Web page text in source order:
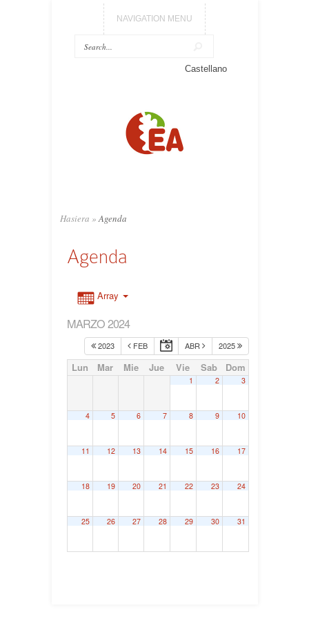
NAVIGATION MENU
Castellano
Hasiera » Agenda
Agenda
Array
MARZO 2024
2023 FEB ABR 2025
Lun Mar Mie Jue Vie Sab Dom
1 2 3
4 5 6 7 8 9 10
11 12 13 14 15 16 17
18 19 20 21 22 23 24
25 26 27 28 29 30 31